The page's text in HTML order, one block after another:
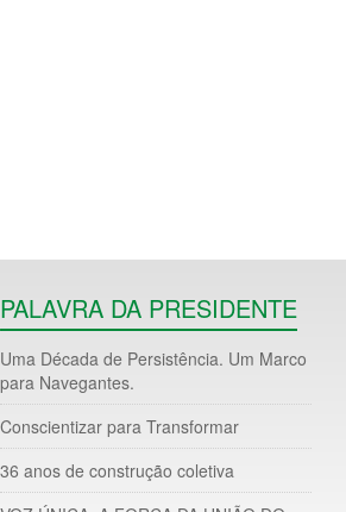
PALAVRA DA PRESIDENTE
Uma Década de Persistência. Um Marco
para Navegantes.
Conscientizar para Transformar
36 anos de construção coletiva